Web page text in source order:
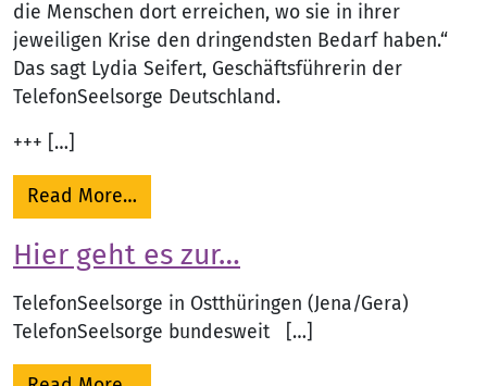
die Menschen dort erreichen, wo sie in ihrer
jeweiligen Krise den dringendsten Bedarf haben.“
Das sagt Lydia Seifert, Geschäftsführerin der
TelefonSeelsorge Deutschland.
+++ […]
Read More…
Hier geht es zur…
TelefonSeelsorge in Ostthüringen (Jena/Gera)
TelefonSeelsorge bundesweit […]